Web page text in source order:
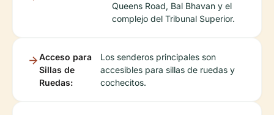
Queens Road, Bal Bhavan y el
complejo del Tribunal Superior.
Acceso para
Sillas de
Ruedas:
Los senderos principales son
accesibles para sillas de ruedas y
cochecitos.